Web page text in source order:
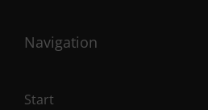
Navigation
Start